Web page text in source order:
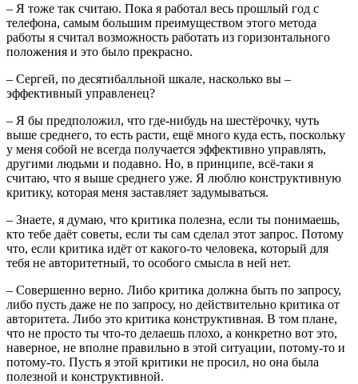
– Я тоже так считаю. Пока я работал весь прошлый год с
телефона, самым большим преимуществом этого метода
работы я считал возможность работать из горизонтального
положения и это было прекрасно.
– Сергей, по десятибалльной шкале, насколько вы –
эффективный управленец?
– Я бы предположил, что где-нибудь на шестёрочку, чуть
выше среднего, то есть расти, ещё много куда есть, поскольку
у меня собой не всегда получается эффективно управлять,
другими людьми и подавно. Но, в принципе, всё-таки я
считаю, что я выше среднего уже. Я люблю конструктивную
критику, которая меня заставляет задумываться.
– Знаете, я думаю, что критика полезна, если ты понимаешь,
кто тебе даёт советы, если ты сам сделал этот запрос. Потому
что, если критика идёт от какого-то человека, который для
тебя не авторитетный, то особого смысла в ней нет.
– Совершенно верно. Либо критика должна быть по запросу,
либо пусть даже не по запросу, но действительно критика от
авторитета. Либо это критика конструктивная. В том плане,
что не просто ты что-то делаешь плохо, а конкретно вот это,
наверное, не вполне правильно в этой ситуации, потому-то и
потому-то. Пусть я этой критики не просил, но она была
полезной и конструктивной.